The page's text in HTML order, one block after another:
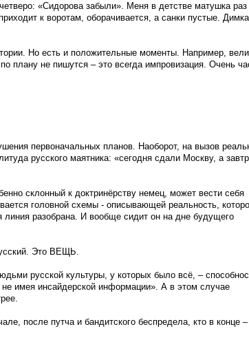
«Сидорова забыли». Меня в детстве матушка раз
к воротам, оборачивается, а санки пустые. Димка
Но есть и положительные моменты. Например,
плану не пишутся – это всегда импровизация. Очень
первоначальных планов. Наоборот, на вызов
русского маятника: «сегодня сдали Москву, а
склонный к доктринёрству немец, может вести себя
головной схемы - описывающей реальность,
разобрана. И вообще сидит он на дне будущего
Это ВЕЩЬ.
русской культуры, у которых было всё, –
имея инсайдерской информации». А в этом случае
после путча и бандитского беспредела, кто в конце –